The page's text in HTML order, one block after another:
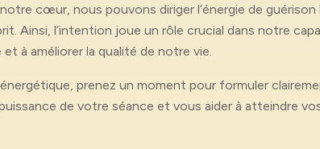
cœur, nous pouvons diriger l’énergie de
Ainsi, l’intention joue un rôle crucial dans notre
à améliorer la qualité de notre vie.
prenez un moment pour formuler
de votre séance et vous aider à atteindre